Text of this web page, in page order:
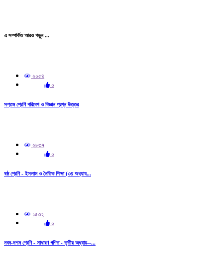
এ সম্পর্কিত আরও পড়ুন ...
২০৫৪
০
সপ্তম শ্রেণি পরিবেশ ও বিজ্ঞান প্রশ্ন উত্তর
২৮৩৭
০
ষষ্ঠ শ্রেণি - ইসলাম ও নৈতিক শিক্ষা (৩য় অধ্যায...
১৫৩২
০
নবম-দশম শ্রেণি - সাধারণ গণিত - তৃতীয় অধ্যায়--...